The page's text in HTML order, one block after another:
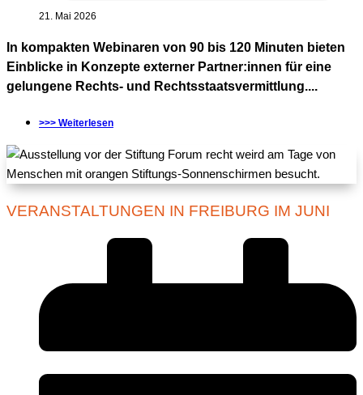
21. Mai 2026
In kompakten Webinaren von 90 bis 120 Minuten bieten
Einblicke in Konzepte externer Partner:innen für eine
gelungene Rechts- und Rechtsstaatsvermittlung....
>>> Weiterlesen
VERANSTALTUNGEN IN FREIBURG IM JUNI